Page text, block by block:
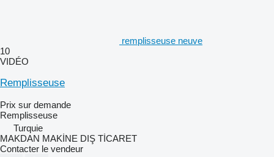
remplisseuse neuve
10
VIDÉO
Remplisseuse
Prix sur demande
Remplisseuse
Turquie
MAKDAN MAKİNE DIŞ TİCARET
Contacter le vendeur